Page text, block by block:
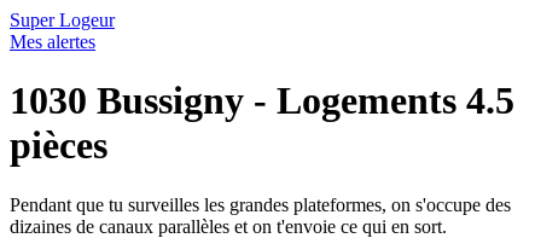
Super Logeur
Mes alertes
1030 Bussigny - Logements 4.5
pièces
Pendant que tu surveilles les grandes plateformes, on s'occupe des
dizaines de canaux parallèles et on t'envoie ce qui en sort.